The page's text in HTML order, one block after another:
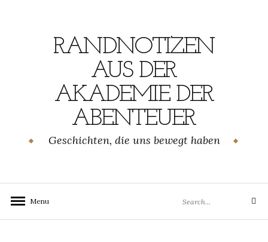
RANDNOTIZEN
AUS DER
AKADEMIE DER
ABENTEUER
Geschichten, die uns bewegt haben
Menu
for:
Search